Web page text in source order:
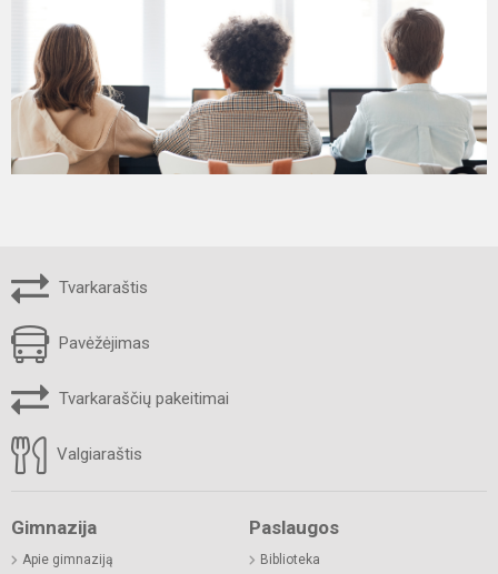
Tvarkaraštis
Pavėžėjimas
Tvarkaraščių pakeitimai
Valgiaraštis
Gimnazija
Apie gimnaziją
Paslaugos
Biblioteka